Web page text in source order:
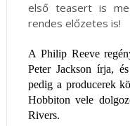
első teasert is
rendes előzetes is!
A Philip Reeve
Peter Jackson írja,
pedig a producerek
Hobbiton vele
Rivers.